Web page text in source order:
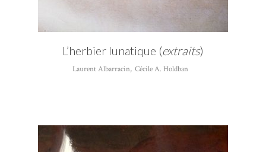
L’herbier lunatique (extraits)
Laurent Albarracin, Cécile A. Holdban